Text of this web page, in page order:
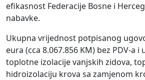
efikasnost Federacije Bosne i
nabavke.
Ukupna vrijednost potpisanog
eura (cca 8.067.856 KM) bez PDV-a
toplotne izolacije vanjskih zidova,
hidroizolaciju krova sa zamjenom